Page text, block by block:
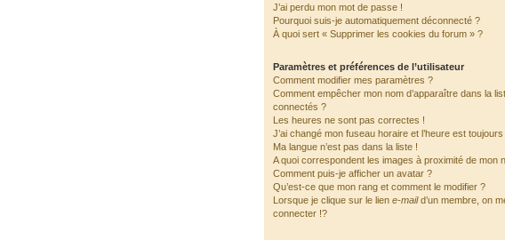
J’ai perdu mon mot de passe !
Pourquoi suis-je automatiquement déconnecté ?
À quoi sert « Supprimer les cookies du forum » ?
Paramètres et préférences de l’utilisateur
Comment modifier mes paramètres ?
Comment empêcher mon nom d’apparaître dans la
connectés ?
Les heures ne sont pas correctes !
J’ai changé mon fuseau horaire et l’heure est
Ma langue n’est pas dans la liste !
A quoi correspondent les images à proximité de mon
Comment puis-je afficher un avatar ?
Qu’est-ce que mon rang et comment le modifier ?
Lorsque je clique sur le lien e-maild’un membre, on
connecter !?